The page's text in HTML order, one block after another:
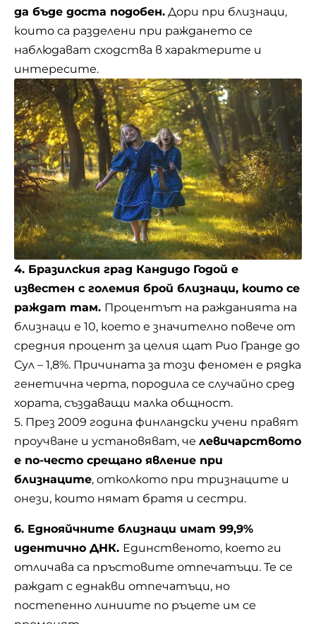
да бъде доста подобен. Дори при близнаци,
които са разделени при раждането се
наблюдават сходства в характерите и
интересите.
4. Бразилския град Кандидо Годой е
известен с големия брой близнаци, които се
раждат там. Процентът на ражданията на
близнаци е 10, което е значително повече от
средния процент за целия щат Рио Гранде до
Сул – 1,8%. Причината за този феномен е рядка
генетична черта, породила се случайно сред
хората, създаващи малка общност.
5. През 2009 година финландски учени правят
проучване и установяват, че левичарството
е по-често срещано явление при
близнаците, отколкото при тризнаците и
онези, които нямат братя и сестри.
6. Еднояйчните близнаци имат 99,9%
идентично ДНК. Единственото, което ги
отличава са пръстовите отпечатъци. Те се
раждат с еднакви отпечатъци, но
постепенно линиите по ръцете им се